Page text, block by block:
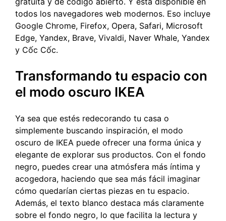
todos los navegadores web modernos. Eso incluye
Google Chrome, Firefox, Opera, Safari, Microsoft
Edge, Yandex, Brave, Vivaldi, Naver Whale, Yandex
y Cốc Cốc.
Transformando tu espacio con
el modo oscuro IKEA
Ya sea que estés redecorando tu casa o
simplemente buscando inspiración, el modo
oscuro de IKEA puede ofrecer una forma única y
elegante de explorar sus productos. Con el fondo
negro, puedes crear una atmósfera más íntima y
acogedora, haciendo que sea más fácil imaginar
cómo quedarían ciertas piezas en tu espacio.
Además, el texto blanco destaca más claramente
sobre el fondo negro, lo que facilita la lectura y